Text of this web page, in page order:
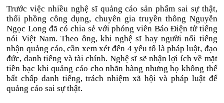
Trước việc nhiều nghệ sĩ quảng cáo sản phẩm sai sự thật,
thổi phồng công dụng, chuyên gia truyền thông Nguyễn
Ngọc Long đã có chia sẻ với phóng viên Báo Điện tử tiếng
nói Việt Nam. Theo ông, khi nghệ sĩ hay người nổi tiếng
nhận quảng cáo, cần xem xét đến 4 yếu tố là pháp luật, đạo
đức, danh tiếng và tài chính. Nghệ sĩ sẽ nhận lợi ích về mặt
tiền bạc khi quảng cáo cho nhãn hàng nhưng họ không thể
bất chấp danh tiếng, trách nhiệm xã hội và pháp luật để
quảng cáo sai sự thật.